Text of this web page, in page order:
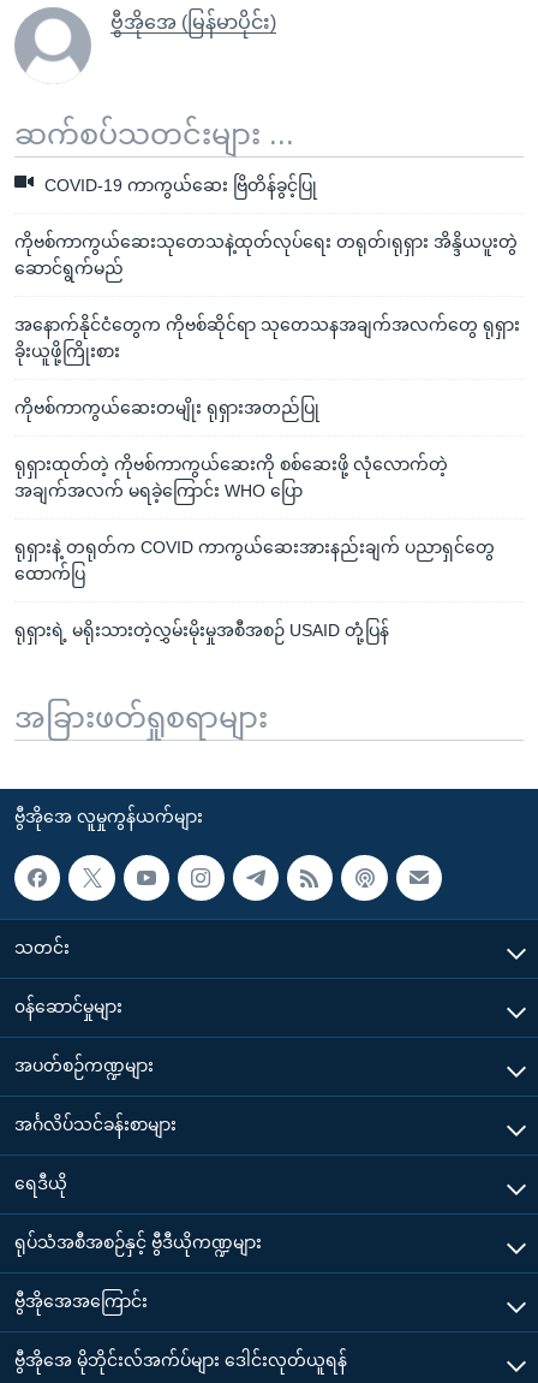
ဗွီအိုအေ (မြန်မာပိုင်း)
ဆက်စပ်သတင်းများ ...
COVID-19 ကာကွယ်ဆေး ဗြိတိန်ခွင့်ပြု
ကိုဗစ်ကာကွယ်ဆေးသုတေသနဲ့ထုတ်လုပ်ရေး တရုတ်၊ရုရှား အိန္ဒိယပူးတွဲ
ဆောင်ရွက်မည်
အနောက်နိုင်ငံတွေက ကိုဗစ်ဆိုင်ရာ သုတေသနအချက်အလက်တွေ ရုရှား
ခိုးယူဖို့ကြိုးစား
ကိုဗစ်ကာကွယ်ဆေးတမျိုး ရုရှားအတည်ပြု
ရုရှားထုတ်တဲ့ ကိုဗစ်ကာကွယ်ဆေးကို စစ်ဆေးဖို့ လုံလောက်တဲ့
အချက်အလက် မရခဲ့ကြောင်း WHO ပြော
ရုရှားနဲ့ တရုတ်က COVID ကာကွယ်ဆေးအားနည်းချက် ပညာရှင်တွေ
ထောက်ပြ
ရုရှားရဲ့ မရိုးသားတဲ့လွှမ်းမိုးမှုအစီအစဉ် USAID တုံ့ပြန်
အခြားဖတ်ရှုစရာများ
ဗွီအိုအေ လူမှုကွန်ယက်များ
သတင်း
၀န်ဆောင်မှုများ
အပတ်စဉ်ကဏ္ဍများ
အင်္ဂလိပ်သင်ခန်းစာများ
ရေဒီယို
ရုပ်သံအစီအစဉ်နှင့် ဗွီဒီယိုကဏ္ဍများ
ဗွီအိုအေအကြောင်း
ဗွီအိုအေ မိုဘိုင်းလ်အက်ပ်များ ဒေါင်းလုတ်ယူရန်